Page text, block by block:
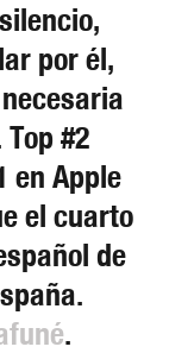
por él,
#2
en Apple
el cuarto
de
.